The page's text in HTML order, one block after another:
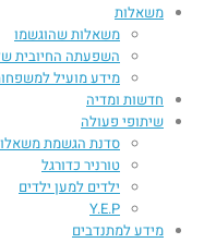
משאלות
משאלות שהוגשמו
השפעתה החיובית
מידע מועיל
חדשות ומדיה
שיתופי פעולה
סדנת הגשמת
טורניר כדורגל
ילדים למען ילדים
Y.E.P
מידע למתנדבים